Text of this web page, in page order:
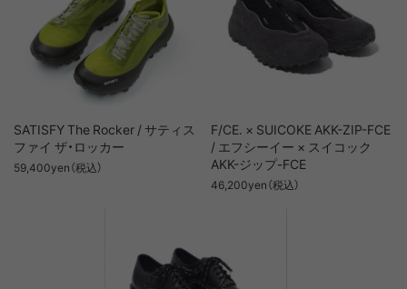
SATISFY The Rocker / サティス
ファイ ザ・ロッカー
59,400yen（税込）
F/CE. × SUICOKE AKK-ZIP-FCE
/ エフシーイー × スイコック
AKK-ジップ-FCE
46,200yen（税込）